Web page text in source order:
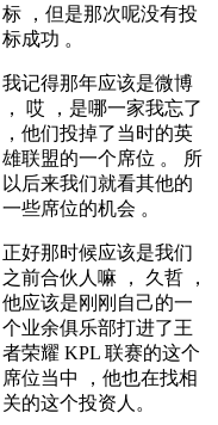
标 ，但是那次呢没有投
标成功 。
我记得那年应该是微博
， 哎 ，是哪一家我忘了
，他们投掉了当时的英
雄联盟的一个席位 。 所
以后来我们就看其他的
一些席位的机会 。
正好那时候应该是我们
之前合伙人嘛 ， 久哲 ，
他应该是刚刚自己的一
个业余俱乐部打进了王
者荣耀 KPL 联赛的这个
席位当中 ，他也在找相
关的这个投资人。